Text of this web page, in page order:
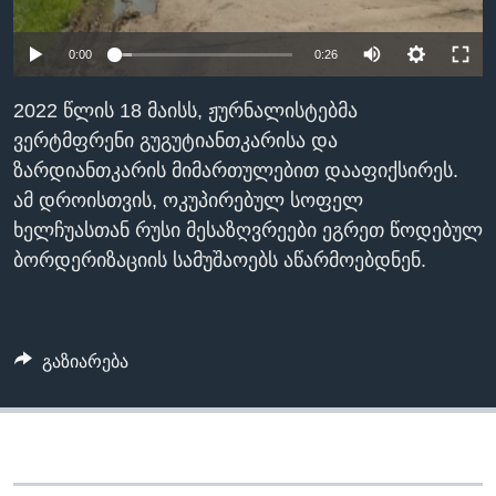
ᲡᲢᲣᲓᲘᲐ ᲕᲐᲨᲘᲜᲒᲢᲝᲜᲘ
ᲔᲙᲝᲜᲝᲛᲘᲙᲐ
ᲯᲐᲜᲛᲠᲗᲔᲚᲝᲑᲐ
ᲛᲔᲪᲜᲘᲔᲠᲔᲑᲐ
ᲘᲜᲢᲔᲠᲕᲘᲣ
ᲙᲣᲚᲢᲣᲠᲐ
ᲒᲐᲚᲘᲚᲔᲝ
ᲓᲔᲖᲘᲜᲤᲝᲠᲛᲐᲪᲘᲐ
ᲗᲕᲐᲚᲘ ᲒᲕᲐᲓᲔᲕᲜᲔᲗ
ენები
0:00 0:26
2022 წლის 18 მაისს, ჟურნალისტებმა
ვერტმფრენი გუგუტიანთკარისა და
ზარდიანთკარის მიმართულებით დააფიქსირეს.
ამ დროისთვის, ოკუპირებულ სოფელ
ხელჩუასთან რუსი მესაზღვრეები ეგრეთ წოდებულ
ბორდერიზაციის სამუშაოებს აწარმოებდნენ.
გაზიარება